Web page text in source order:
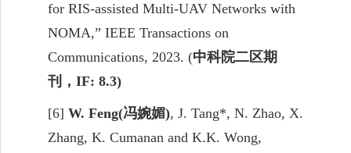
for RIS-assisted Multi-UAV Networks with
NOMA,” IEEE Transactions on
Communications, 2023. (中科院二区期
刊， IF: 8.3)
[6] W. Feng(冯婉媚), J. Tang*, N. Zhao, X.
Zhang, K. Cumanan and K.K. Wong,